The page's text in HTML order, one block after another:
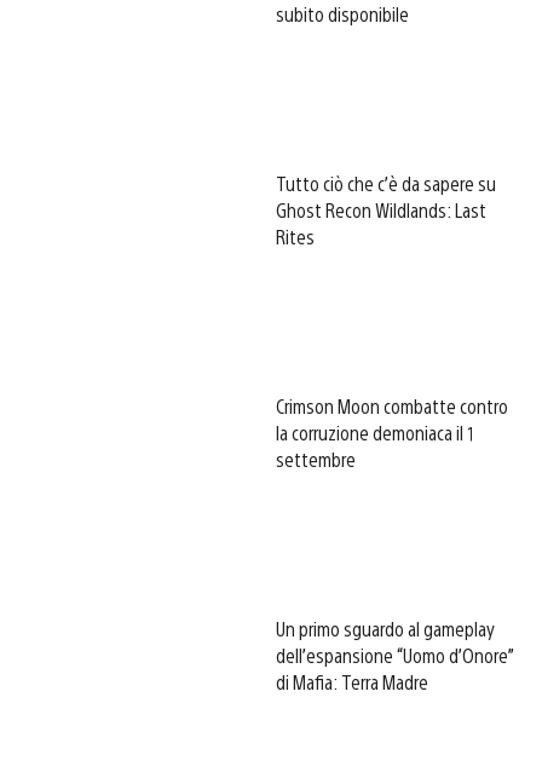
subito disponibile
Tutto ciò che c’è da sapere su
Ghost Recon Wildlands: Last
Rites
Crimson Moon combatte contro
la corruzione demoniaca il 1
settembre
Un primo sguardo al gameplay
dell’espansione “Uomo d’Onore”
di Mafia: Terra Madre